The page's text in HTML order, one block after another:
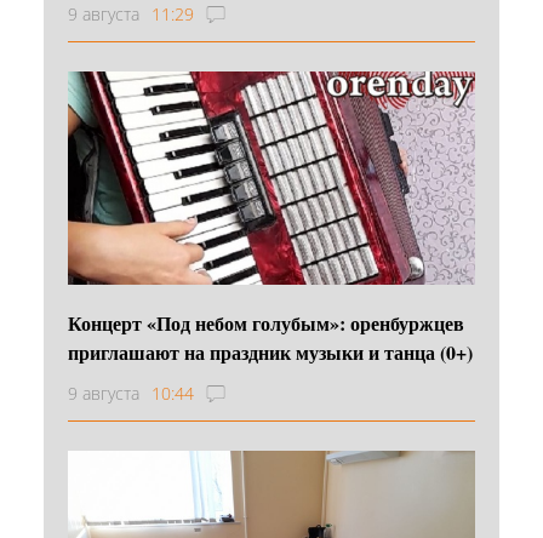
9 августа 11:29
Концерт «Под небом голубым»: оренбуржцев
приглашают на праздник музыки и танца (0+)
9 августа 10:44